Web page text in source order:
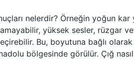
nelerdir? Örneğin yoğun
yüksek sesler, rüzgar
Bu, boyutuna bağlı
bölgesinde görülür. Çığ nasıl